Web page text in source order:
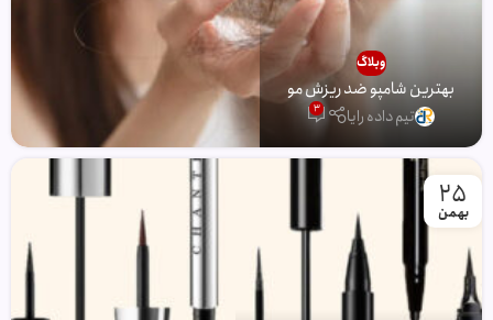
وبلاگ
بهترین شامپو ضد ریزش مو
تیم داده رایا 3
25
بهمن